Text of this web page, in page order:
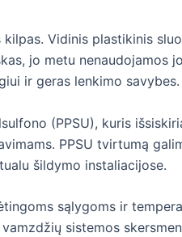
Vidinis plastikinis
jo metu nenaudojamos
ir geras lenkimo savybes.
(PPSU), kuris
PPSU tvirtumą
šildymo instaliacijose.
sąlygoms ir
sistemos